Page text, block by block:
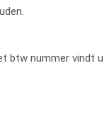
btw nummer vindt u